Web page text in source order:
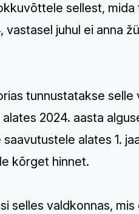
sellest, mida
vastasel juhul ei anna
tunnustatakse selle
2024. aasta
alates 1.
kõrget hinnet.
selles valdkonnas,